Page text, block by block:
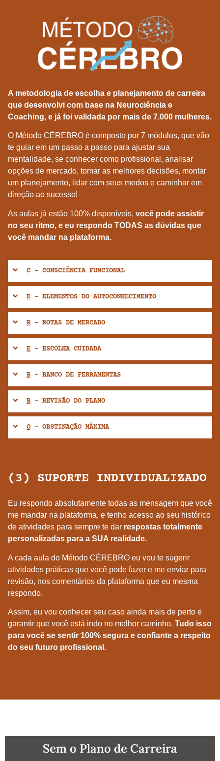
A metodologia de escolha e planejamento de carreira
que desenvolvi com base na Neurociência e
Coaching, e já foi validada por mais de 7.000 mulheres.
O Método CÉREBRO é composto por 7 módulos, que vão
te guiar em um passo a passo para ajustar sua
mentalidade, se conhecer como profissional, analisar
opções de mercado, tomar as melhores decisões, montar
um planejamento, lidar com seus medos e caminhar em
direção ao sucesso!
As aulas já estão 100% disponíveis, você pode assistir
no seu ritmo, e eu respondo TODAS as dúvidas que
você mandar na plataforma.
C - CONSCIÊNCIA FUNCIONAL
E - ELEMENTOS DO AUTOCONHECIMENTO
R- ROTAS DE MERCADO
E - ESCOLHA CUIDADA
B - BANCO DE FERRAMENTAS
R- REVISÃO DO PLANO
O - OBSTINAÇÃO MÁXIMA
(3) SUPORTE INDIVIDUALIZADO
Eu respondo absolutamente todas as mensagem que você
me mandar na plataforma, e tenho acesso ao seu histórico
de atividades para sempre te dar respostas totalmente
personalizadas para a SUA realidade.
A cada aula do Método CÉREBRO eu vou te sugerir
atividades práticas que você pode fazer e me enviar para
revisão, nos comentários da plataforma que eu mesma
respondo.
Assim, eu vou conhecer seu caso ainda mais de perto e
garantir que você está indo no melhor caminho. Tudo isso
para você se sentir 100% segura e confiante a respeito
do seu futuro profissional.
Sem o Plano de Carreira